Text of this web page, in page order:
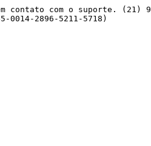
com o suporte. (21)
0014-2896-5211-5718)